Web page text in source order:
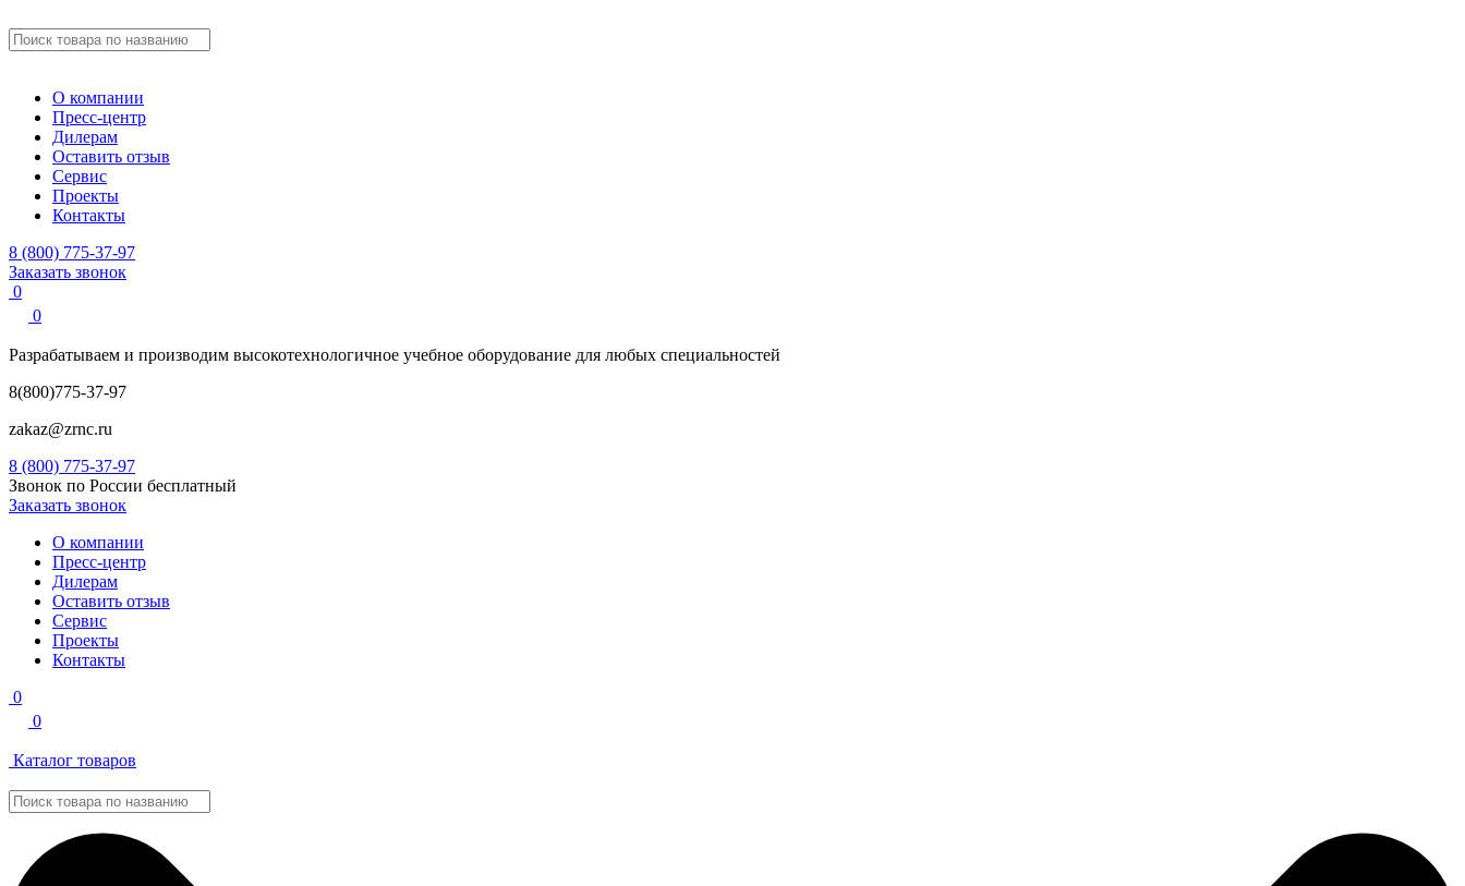
О компании
Пресс-центр
Дилерам
Оставить отзыв
Сервис
Проекты
Контакты
8 (800) 775-37-97
Заказать звонок
0
0
Разрабатываем и производим высокотехнологичное учебное оборудование для любых специальностей
8(800)775-37-97
zakaz@zrnc.ru
8 (800) 775-37-97
Звонок по России бесплатный
Заказать звонок
О компании
Пресс-центр
Дилерам
Оставить отзыв
Сервис
Проекты
Контакты
0
0
Каталог товаров